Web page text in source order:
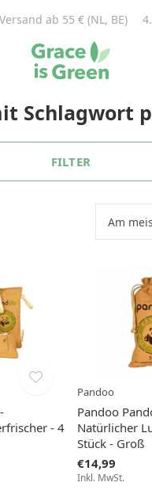
ab 55 € (NL, BE)
Schlagwort
FILTER
- 4
Pandoo
Pandoo
Natürlicher
Stück - Groß
€14,99
Inkl. MwSt.